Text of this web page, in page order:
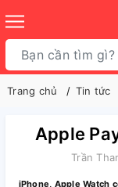
Trang chủ Tin tức
Apple
Trần
iPhone, Apple Watch